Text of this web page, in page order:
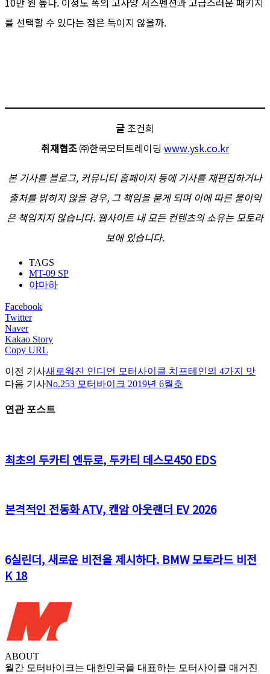
를 선택할 수 있다는 점은 득이지 않을까.
글 조건희
취재협조㈜한국모터트레이딩 www.ysk.co.kr
본 기사를 블로그, 커뮤니티 홈페이지 등에 기사를 재편집하거나
출처를 밝히지 않을 경우, 그 책임을 묻게 되며 이에 따른 불이익
은 책임지지 않습니다. 웹사이트 내 모든 컨텐츠의 소유는 모토라
보에 있습니다.
TAGS
MT-09 SP
야마하
Facebook
Twitter
Naver
Kakao Story
Copy URL
이전 기사새로워진 인디언 모터사이클 치프테인의 4가지 맛
다음 기사No.253 모터바이크 2019년 6월호
연관 포스트
최초의 두카티 엔듀로, 두카티 데스모450 EDS
본격적인 전동화 ATV, 캔암 아웃랜더 EV 2026
6실린더, 새로운 비전을 제시하다. BMW 모토라드 비전
K 18
ABOUT
월간 모터바이크는 대한민국을 대표하는 모터사이클 매거진